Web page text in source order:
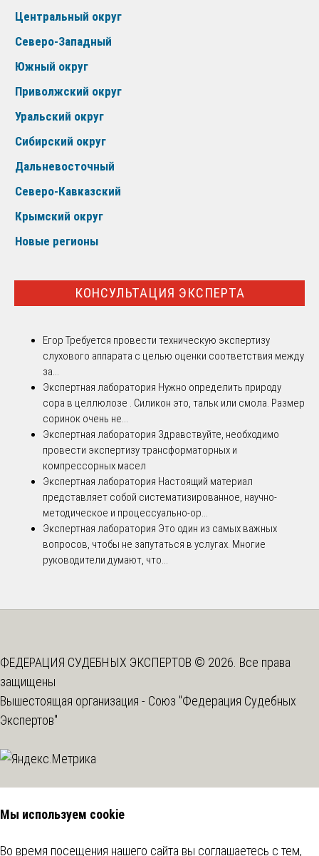
Центральный округ
Северо-Западный
Южный округ
Приволжский округ
Уральский округ
Сибирский округ
Дальневосточный
Северо-Кавказский
Крымский округ
Новые регионы
КОНСУЛЬТАЦИЯ ЭКСПЕРТА
Егор Требуется провести техническую экспертизу
слухового аппарата с целью оценки соответствия между
за...
Экспертная лаборатория Нужно определить природу
сора в целлюлозе . Силикон это, тальк или смола. Размер
соринок очень не...
Экспертная лаборатория Здравствуйте, необходимо
провести экспертизу трансформаторных и
компрессорных масел
Экспертная лаборатория Настоящий материал
представляет собой систематизированное, научно-
методическое и процессуально-ор...
Экспертная лаборатория Это один из самых важных
вопросов, чтобы не запутаться в услугах. Многие
руководители думают, что...
ФЕДЕРАЦИЯ СУДЕБНЫХ ЭКСПЕРТОВ © 2026. Все права
защищены
Вышестоящая организация - Союз "Федерация Судебных
Экспертов"
Мы используем cookie
Во время посещения нашего сайта вы соглашаетесь с тем,